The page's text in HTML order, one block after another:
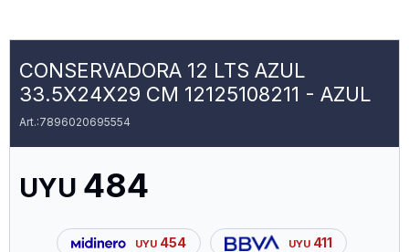
CONSERVADORA 12 LTS AZUL
33.5X24X29 CM 12125108211 - AZUL
7896020695554
UYU 484
UYU 454 UYU 411